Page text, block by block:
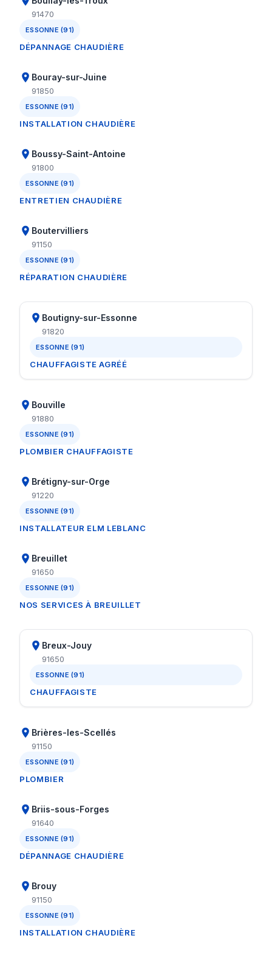
91470
ESSONNE (91)
DÉPANNAGE CHAUDIÈRE
Bouray-sur-Juine
91850
ESSONNE (91)
INSTALLATION CHAUDIÈRE
Boussy-Saint-Antoine
91800
ESSONNE (91)
ENTRETIEN CHAUDIÈRE
Boutervilliers
91150
ESSONNE (91)
RÉPARATION CHAUDIÈRE
Boutigny-sur-Essonne
91820
ESSONNE (91)
CHAUFFAGISTE AGRÉÉ
Bouville
91880
ESSONNE (91)
PLOMBIER CHAUFFAGISTE
Brétigny-sur-Orge
91220
ESSONNE (91)
INSTALLATEUR ELM LEBLANC
Breuillet
91650
ESSONNE (91)
NOS SERVICES À BREUILLET
Breux-Jouy
91650
ESSONNE (91)
CHAUFFAGISTE
Brières-les-Scellés
91150
ESSONNE (91)
PLOMBIER
Briis-sous-Forges
91640
ESSONNE (91)
DÉPANNAGE CHAUDIÈRE
Brouy
91150
ESSONNE (91)
INSTALLATION CHAUDIÈRE